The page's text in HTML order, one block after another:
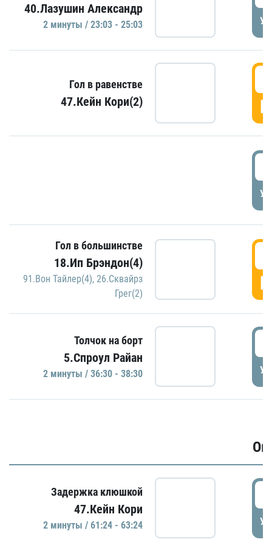
40.Лазушин Александр
2 минуты / 23:03 - 25:03
Гол в равенстве
47.Кейн Кори(2)
Гол в большинстве
18.Ип Брэндон(4)
91.Вон Тайлер(4), 26.Сквайрз
Грег(2)
Толчок на борт
5.Спроул Райан
2 минуты / 36:30 - 38:30
Задержка клюшкой
47.Кейн Кори
2 минуты / 61:24 - 63:24